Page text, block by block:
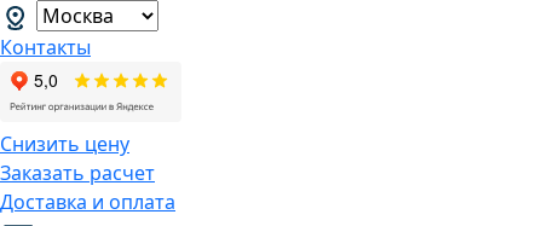
Контакты
Снизить цену
Заказать расчет
Доставка и оплата